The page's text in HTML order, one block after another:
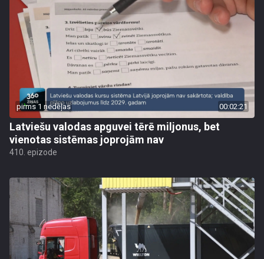
pirms 1 nedēļas 00:02:21
Latviešu valodas apguvei tērē miljonus, bet
vienotas sistēmas joprojām nav
410. epizode